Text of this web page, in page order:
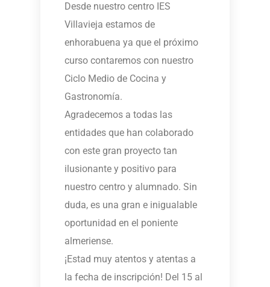
Desde nuestro centro IES
Villavieja estamos de
enhorabuena ya que el próximo
curso contaremos con nuestro
Ciclo Medio de Cocina y
Gastronomía.
Agradecemos a todas las
entidades que han colaborado
con este gran proyecto tan
ilusionante y positivo para
nuestro centro y alumnado. Sin
duda, es una gran e inigualable
oportunidad en el poniente
almeriense.
¡Estad muy atentos y atentas a
la fecha de inscripción! Del 15 al